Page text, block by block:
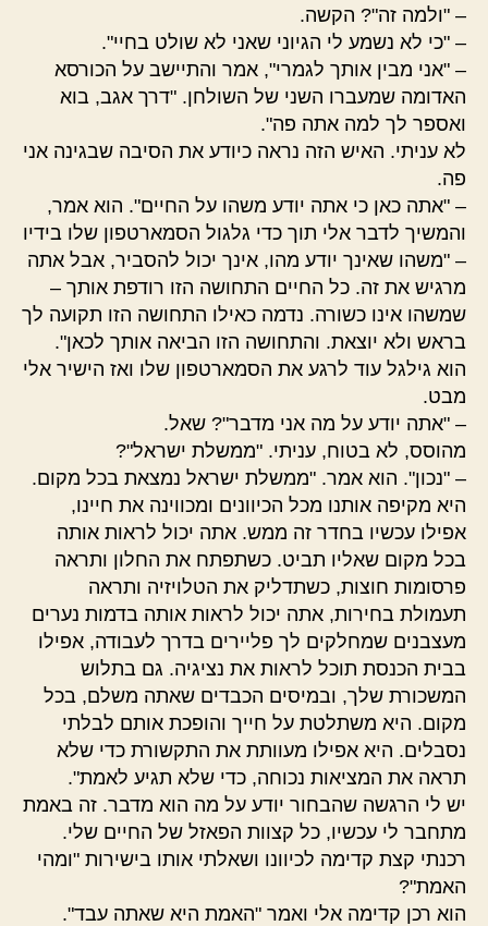
– "ולמה זה"? הקשה.
– "כי לא נשמע לי הגיוני שאני לא שולט בחיי".
– "אני מבין אותך לגמרי", אמר והתיישב על הכורסא
האדומה שמעברו השני של השולחן. "דרך אגב, בוא
ואספר לך למה אתה פה".
לא עניתי. האיש הזה נראה כיודע את הסיבה שבגינה אני
פה.
– "אתה כאן כי אתה יודע משהו על החיים". הוא אמר,
והמשיך לדבר אלי תוך כדי גלגול הסמארטפון שלו בידיו
– "משהו שאינך יודע מהו, אינך יכול להסביר, אבל אתה
מרגיש את זה. כל החיים התחושה הזו רודפת אותך –
שמשהו אינו כשורה. נדמה כאילו התחושה הזו תקועה לך
בראש ולא יוצאת. והתחושה הזו הביאה אותך לכאן".
הוא גילגל עוד לרגע את הסמארטפון שלו ואז הישיר אלי
מבט.
– "אתה יודע על מה אני מדבר"? שאל.
מהוסס, לא בטוח, עניתי. "ממשלת ישראל"?
– "נכון". הוא אמר. "ממשלת ישראל נמצאת בכל מקום.
היא מקיפה אותנו מכל הכיוונים ומכווינה את חיינו,
אפילו עכשיו בחדר זה ממש. אתה יכול לראות אותה
בכל מקום שאליו תביט. כשתפתח את החלון ותראה
פרסומות חוצות, כשתדליק את הטלויזיה ותראה
תעמולת בחירות, אתה יכול לראות אותה בדמות נערים
מעצבנים שמחלקים לך פליירים בדרך לעבודה, אפילו
בבית הכנסת תוכל לראות את נציגיה. גם בתלוש
המשכורת שלך, ובמיסים הכבדים שאתה משלם, בכל
מקום. היא משתלטת על חייך והופכת אותם לבלתי
נסבלים. היא אפילו מעוותת את התקשורת כדי שלא
תראה את המציאות נכוחה, כדי שלא תגיע לאמת".
יש לי הרגשה שהבחור יודע על מה הוא מדבר. זה באמת
מתחבר לי עכשיו, כל קצוות הפאזל של החיים שלי.
רכנתי קצת קדימה לכיוונו ושאלתי אותו בישירות "ומהי
האמת"?
הוא רכן קדימה אלי ואמר "האמת היא שאתה עבד".